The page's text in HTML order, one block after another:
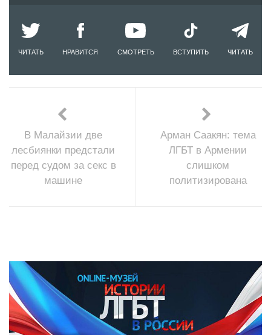
ЧИТАТЬ НРАВИТСЯ СМОТРЕТЬ ВСТУПИТЬ ЧИТАТЬ
В Малайзии две
лесбиянки предстали
перед судом за секс в
машине
Арман Саакян: тема
ЛГБТ в Армении
слишком
политизирована